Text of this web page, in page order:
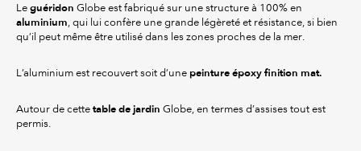
Le guéridon Globe est fabriqué sur une structure à 100% en
aluminium, qui lui confère une grande légèreté et résistance, si bien
qu’il peut même être utilisé dans les zones proches de la mer.
L’aluminium est recouvert soit d’une peinture époxy finition mat.
Autour de cette table de jardin Globe, en termes d’assises tout est
permis.